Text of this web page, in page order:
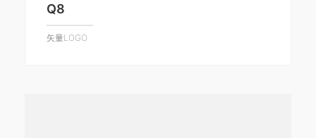
Q8
矢量LOGO